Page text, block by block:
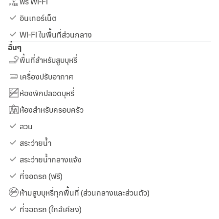
อินเทอร์เน็ต
Wi-Fi ในพื้นที่ส่วนกลาง
อื่นๆ
พื้นที่สำหรับสูบบุหรี่
เครื่องปรับอากาศ
ห้องพักปลอดบุหรี่
ห้องสำหรับครอบครัว
สวน
สระว่ายน้ำ
สระว่ายน้ำกลางแจ้ง
ที่จอดรถ (ฟรี)
ห้ามสูบบุหรี่ทุกพื้นที่ (ส่วนกลางและส่วนตัว)
ที่จอดรถ (ใกล้เคียง)